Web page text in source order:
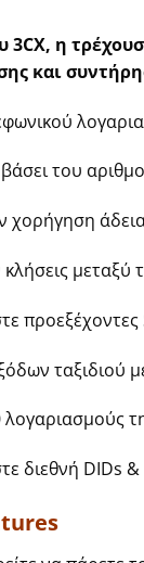
3CX, η
και
του
χορήγηση
ταξιδιού
λογαριασμούς
διεθνή DIDs